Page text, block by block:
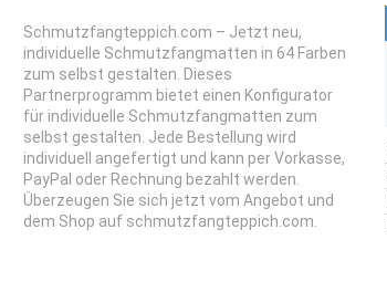
Schmutzfangteppich.com – Jetzt neu,
individuelle Schmutzfangmatten in 64 Farben
zum selbst gestalten. Dieses
Partnerprogramm bietet einen Konfigurator
für individuelle Schmutzfangmatten zum
selbst gestalten. Jede Bestellung wird
individuell angefertigt und kann per Vorkasse,
PayPal oder Rechnung bezahlt werden.
Überzeugen Sie sich jetzt vom Angebot und
dem Shop auf schmutzfangteppich.com.